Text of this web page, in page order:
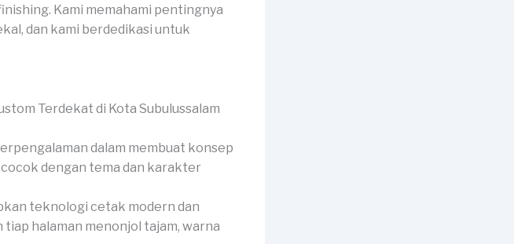
Kami memahami pentingnya
dan kami berdedikasi untuk
dalam membuat konsep
dengan tema dan karakter
teknologi cetak modern dan
halaman menonjol tajam, warna